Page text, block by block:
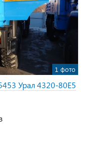
1 фото
Урал 4320-80Е5